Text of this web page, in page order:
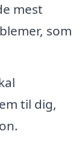
mest
som
til dig,